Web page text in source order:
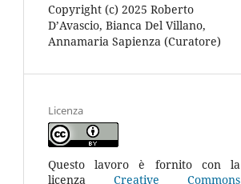
Copyright (c) 2025 Roberto
D’Avascio, Bianca Del Villano,
Annamaria Sapienza (Curatore)
Licenza
Questo lavoro è fornito con la
licenza Creative Commons